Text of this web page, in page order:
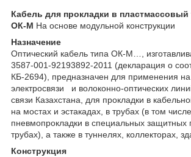
Кабель для прокладки в
ОК-М На основе модульной конструкции
Назначение
Оптический кабель типа ОК-М…,
3587-001-92193892-2011 (декларация о
КБ-2694), предназначен для применения
электросвязи и волоконно-оптических
связи Казахстана, для прокладки в
на мостах и эстакадах, в трубах (в том
пневмопрокладки в специальных защитных
трубах), а также в туннелях, коллекторах,
Конструкция